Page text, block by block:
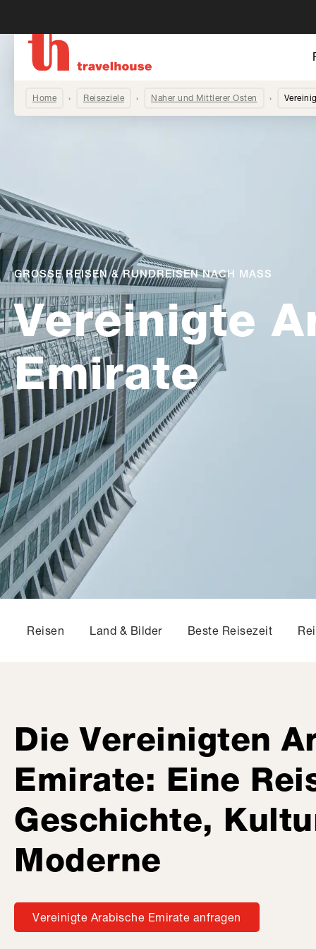
Home Reiseziele Naher und Mittlerer Osten
GROSSE REISEN & RUNDREISEN NACH MASS
-Vereinigte
Emirate
Reisen Land & Bilder Beste Reisezeit
Die Vereinigten
Emirate: Eine
Geschichte,
Moderne
Vereinigte Arabische Emirate anfragen